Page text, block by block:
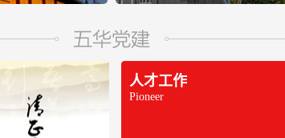
人才工作
Pioneer